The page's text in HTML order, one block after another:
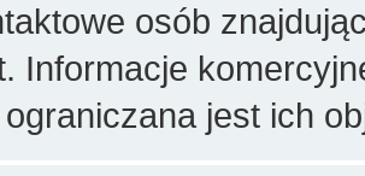
osób
Informacje
jest ich